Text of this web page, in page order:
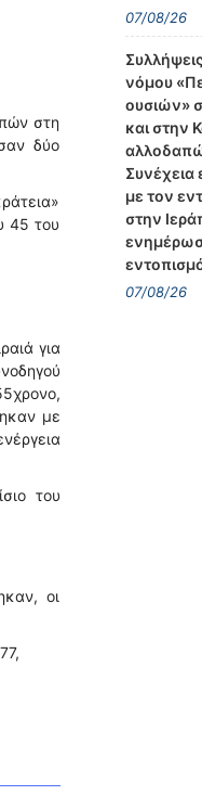
στη
δύο
45 του
για
με
του
οι
07/08/26
νόμου
ουσιών»
και στην
Συνέχεια
με τον
στην
07/08/26